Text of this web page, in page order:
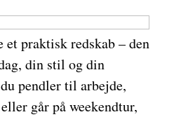
et praktisk redskab – den
din stil og din
pendler til arbejde,
går på weekendtur,